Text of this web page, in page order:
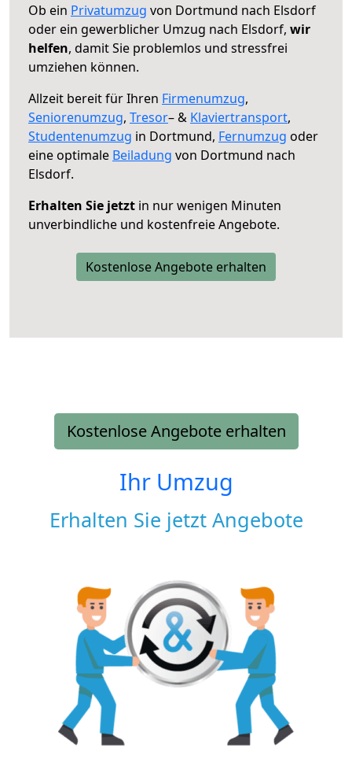
Ob ein Privatumzug von Dortmund nach Elsdorf
oder ein gewerblicher Umzug nach Elsdorf, wir
helfen, damit Sie problemlos und stressfrei
umziehen können.
Allzeit bereit für Ihren Firmenumzug,
Seniorenumzug, Tresor– & Klaviertransport,
Studentenumzug in Dortmund, Fernumzug oder
eine optimale Beiladung von Dortmund nach
Elsdorf.
Erhalten Sie jetzt in nur wenigen Minuten
unverbindliche und kostenfreie Angebote.
Kostenlose Angebote erhalten
Kostenlose Angebote erhalten
Ihr Umzug
Erhalten Sie jetzt Angebote